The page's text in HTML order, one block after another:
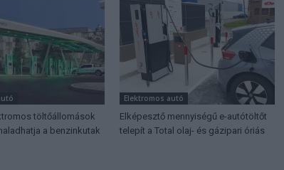
töltőállomások
a benzinkutak
Elektromos autó
Elképesztő mennyiségű e-autótöltőt
telepít a Total olaj- és gázipari óriás